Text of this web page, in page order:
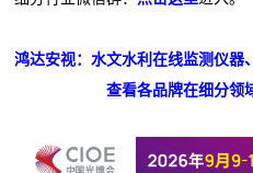
鸿达安视：水文水利在线监测仪器
查看各品牌在细分领